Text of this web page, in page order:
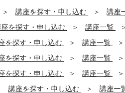
講座を探す・申し込む 講座
を探す・申し込む 講座一覧
を探す・申し込む 講座一覧
を探す・申し込む 講座一覧
を探す・申し込む 講座一覧
講座を探す・申し込む 講座一